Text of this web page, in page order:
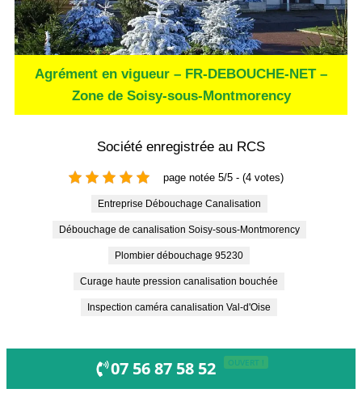
Agrément en vigueur – FR-DEBOUCHE-NET –
Zone de Soisy-sous-Montmorency
Société enregistrée au RCS
page notée 5/5 - (4 votes)
Entreprise Débouchage Canalisation
Débouchage de canalisation Soisy-sous-Montmorency
Plombier débouchage 95230
curage haute pression canalisation bouchée
inspection caméra canalisation Val-d'Oise
07 56 87 58 52 OUVERT !